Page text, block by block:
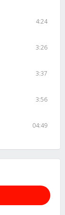
4:24
3:26
3:37
3:56
04:49